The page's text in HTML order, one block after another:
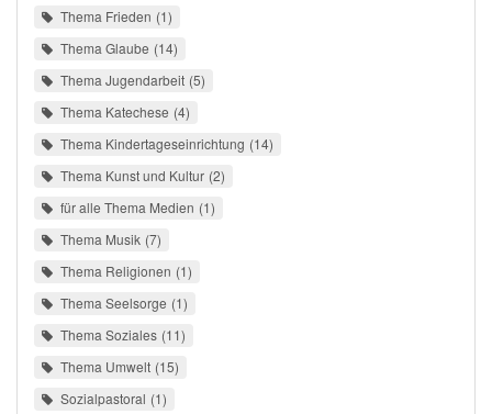
Thema Frieden 1
Thema Glaube 14
Thema Jugendarbeit 5
Thema Katechese 4
Thema Kindertageseinrichtung 14
Thema Kunst und Kultur 2
für alle Thema Medien 1
Thema Musik 7
Thema Religionen 1
Thema Seelsorge 1
Thema Soziales 11
Thema Umwelt 15
Sozialpastoral 1